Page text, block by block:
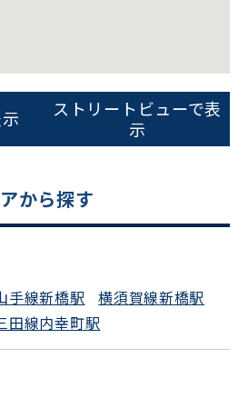
ストリートビューで表
示
から探す
手線新橋駅
横須賀線新橋駅
田線内幸町駅